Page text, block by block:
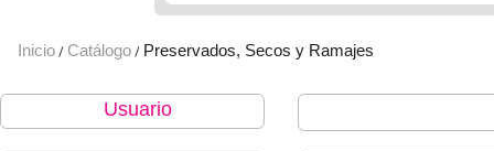
Inicio / Catálogo / Preservados, Secos y Ramajes
Usuario